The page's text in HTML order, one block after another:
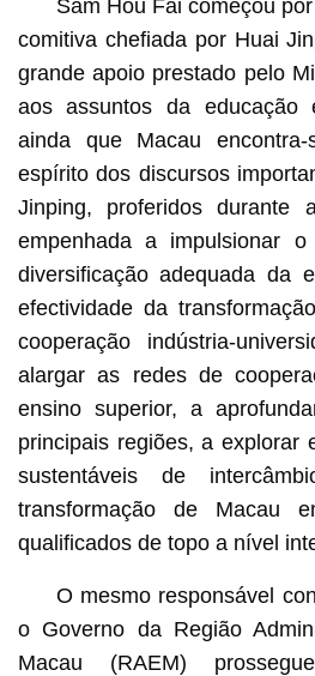
Sam Hou Fai começou
comitiva chefiada por Huai
grande apoio prestado pelo
aos assuntos da educação
ainda que Macau
espírito dos discursos
Jinping, proferidos
empenhada a impulsionar o
diversificação adequada da
efectividade da
cooperação indústria-
alargar as redes de
ensino superior, a
principais regiões, a explorar
sustentáveis de
transformação de Macau
qualificados de topo a nível
O mesmo responsável
o Governo da Região
Macau (RAEM)